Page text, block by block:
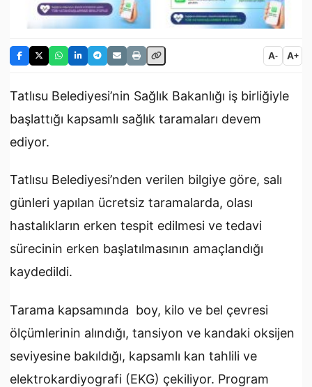
A- A+
Tatlısu Belediyesi’nin Sağlık Bakanlığı iş birliğiyle
başlattığı kapsamlı sağlık taramaları devem
ediyor.
Tatlısu Belediyesi’nden verilen bilgiye göre, salı
günleri yapılan ücretsiz taramalarda, olası
hastalıkların erken tespit edilmesi ve tedavi
sürecinin erken başlatılmasının amaçlandığı
kaydedildi.
Tarama kapsamında boy, kilo ve bel çevresi
ölçümlerinin alındığı, tansiyon ve kandaki oksijen
seviyesine bakıldığı, kapsamlı kan tahlili ve
elektrokardiyografi (EKG) çekiliyor. Program